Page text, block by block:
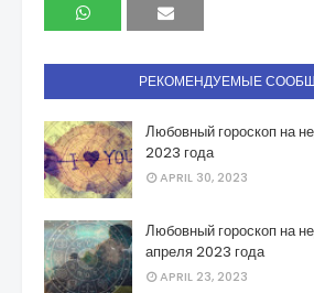
РЕКОМЕНДУЕМЫЕ
Любовный гороскоп на
2023 года
APRIL 30, 2023
Любовный гороскоп на
апреля 2023 года
APRIL 23, 2023